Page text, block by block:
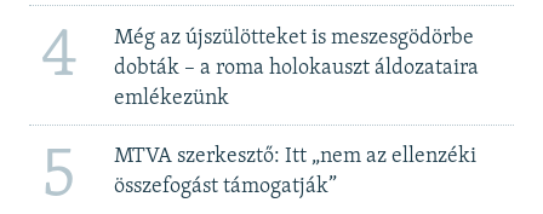
4
Még az újszülötteket is meszesgödörbe
dobták – a roma holokauszt áldozataira
emlékezünk
5
MTVA szerkesztő: Itt „nem az ellenzéki
összefogást támogatják”